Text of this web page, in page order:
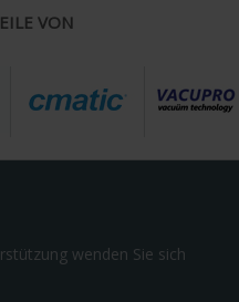
VON
wenden Sie sich